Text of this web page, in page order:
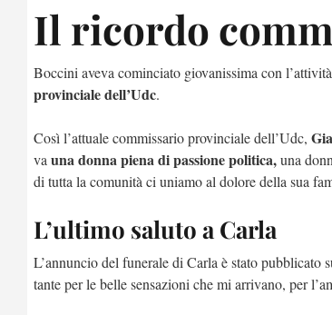
Il ricordo
Boccini aveva cominciato giovanissima con
provinciale dell’Udc.
Così l’attuale commissario provinciale dell’Udc,
va una donna piena di passione politica,una
di tutta la comunità ci uniamo al dolore della sua
L’ultimo saluto a Carla
L’annuncio del funerale di Carla è stato
tante per le belle sensazioni che mi arrivano, per